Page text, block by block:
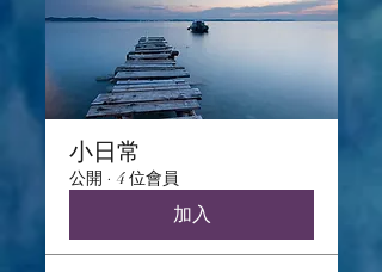
小日常
公開 · 4 位會員
加入